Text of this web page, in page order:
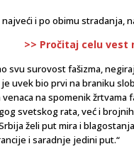
i po obimu stradanja,
>> Pročitaj celu vest
svu surovost fašizma,
uvek bio prvi na braniku
na spomenik
svetskog rata, već i
želi put mira i
i saradnje jedini put.“